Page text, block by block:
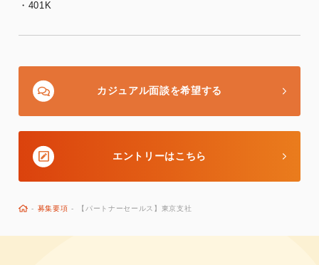
・401K
カジュアル面談を希望する
エントリーはこちら
- 募集要項 - 【パートナーセールス】東京支社